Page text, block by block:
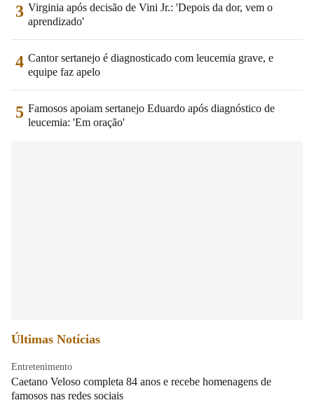
3 Virginia após decisão de Vini Jr.: 'Depois da dor, vem o
aprendizado'
4 Cantor sertanejo é diagnosticado com leucemia grave, e
equipe faz apelo
5 Famosos apoiam sertanejo Eduardo após diagnóstico de
leucemia: 'Em oração'
Últimas Notícias
Entretenimento
Caetano Veloso completa 84 anos e recebe homenagens de
famosos nas redes sociais